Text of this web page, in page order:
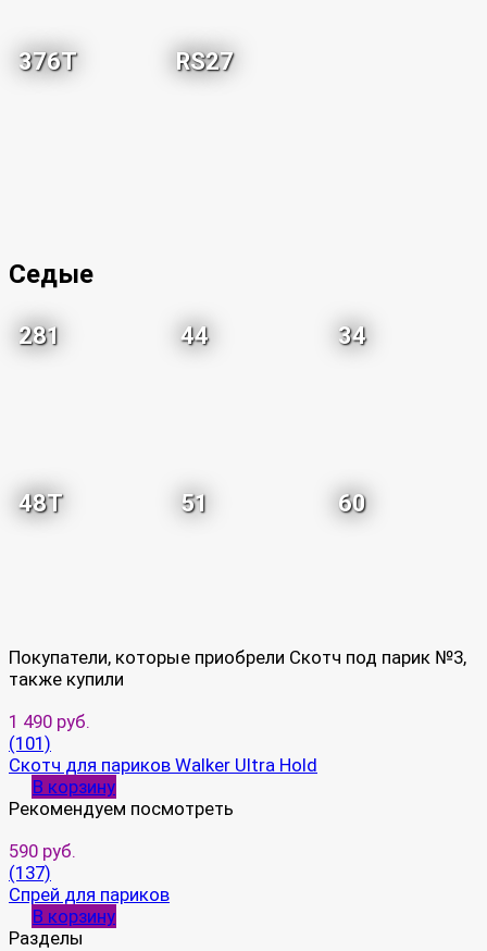
376T RS27
Седые
281 44 34
48T 51 60
Покупатели, которые приобрели Скотч под парик №3,
также купили
1 490 руб.
(101)
Скотч для париков Walker Ultra Hold
В корзину
Рекомендуем посмотреть
590 руб.
(137)
Спрей для париков
В корзину
Разделы